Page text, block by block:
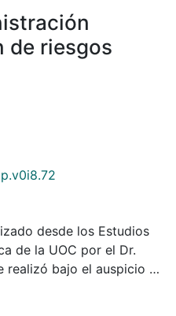
de riesgos
desde los Estudios
de la UOC por el Dr.
realizó bajo el auspicio de
Pública de Cataluña y